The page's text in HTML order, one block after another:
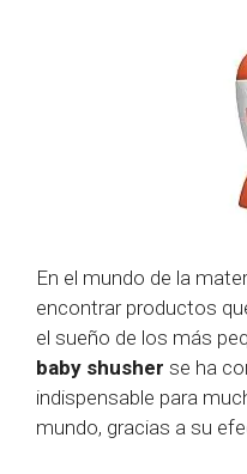
En el mundo de la
encontrar productos
el sueño de los más
baby shusher se ha
indispensable para
mundo, gracias a su